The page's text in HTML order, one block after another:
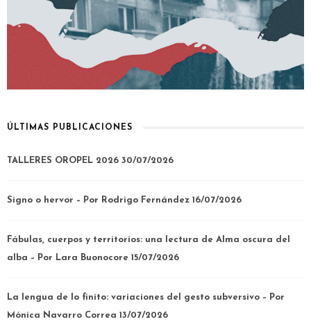
ÚLTIMAS PUBLICACIONES
TALLERES OROPEL 2026 30/07/2026
Signo o hervor – Por Rodrigo Fernández 16/07/2026
Fábulas, cuerpos y territorios: una lectura de Alma oscura del
alba – Por Lara Buonocore 15/07/2026
La lengua de lo finito: variaciones del gesto subversivo – Por
Mónica Navarro Correa 13/07/2026